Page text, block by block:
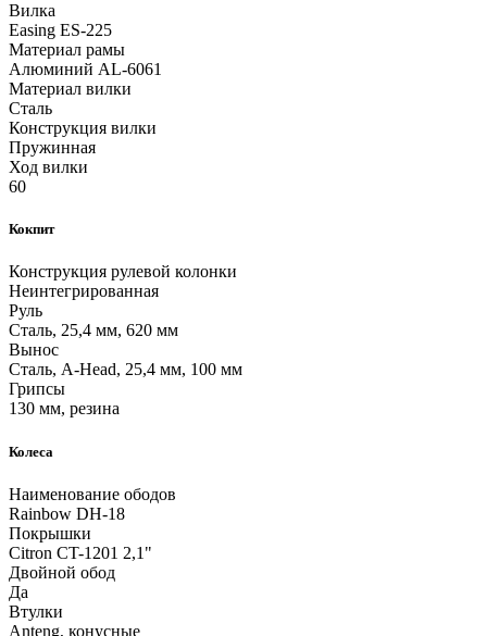
Вилка
Easing ES-225
Материал рамы
Алюминий AL-6061
Материал вилки
Сталь
Конструкция вилки
Пружинная
Ход вилки
60
Кокпит
Конструкция рулевой колонки
Неинтегрированная
Руль
Сталь, 25,4 мм, 620 мм
Вынос
Сталь, A-Head, 25,4 мм, 100 мм
Грипсы
130 мм, резина
Колеса
Наименование ободов
Rainbow DH-18
Покрышки
Citron CT-1201 2,1"
Двойной обод
Да
Втулки
Anteng, конусные